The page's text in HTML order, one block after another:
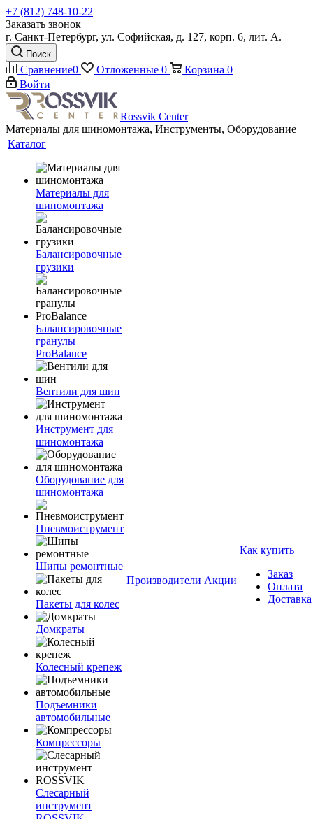
+7 (812) 748-10-22
Заказать звонок
г. Санкт-Петербург, ул. Софийская, д. 127, корп. 6, лит. А.
Поиск
Сравнение0 Отложенные 0 Корзина 0
Войти
Rossvik Center
Материалы для шиномонтажа, Инструменты, Оборудование
Каталог
Материалы для
шиномонтажа
Балансировочные
грузики
Балансировочные
гранулы
ProBalance
Вентили для шин
Инструмент для
шиномонтажа
Оборудование для
шиномонтажа
Пневмоиструмент
Шипы ремонтные
Пакеты для колес
Домкраты
Колесный крепеж
Подъемники
автомобильные
Компрессоры
Слесарный
инструмент
Производители Акции
Как купить
Заказ
Оплата
Доставка